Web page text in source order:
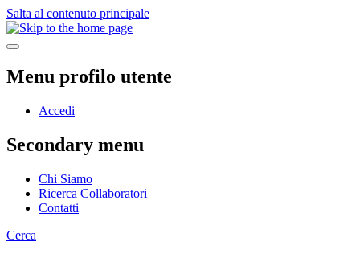
Salta al contenuto principale
Menu profilo utente
Accedi
Secondary menu
Chi Siamo
Ricerca Collaboratori
Contatti
Cerca